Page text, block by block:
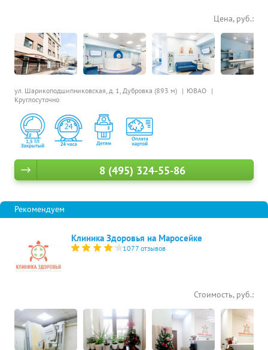
ул. Шарикоподшипниковская, д. 1, Дубровка (893 м)
ЮВАО
Круглосуточно
Цена, руб.:
8 (495) 324-55-86
Клиника Здоровья на Маросейке
1077 отзывов
Стоимость, руб.: